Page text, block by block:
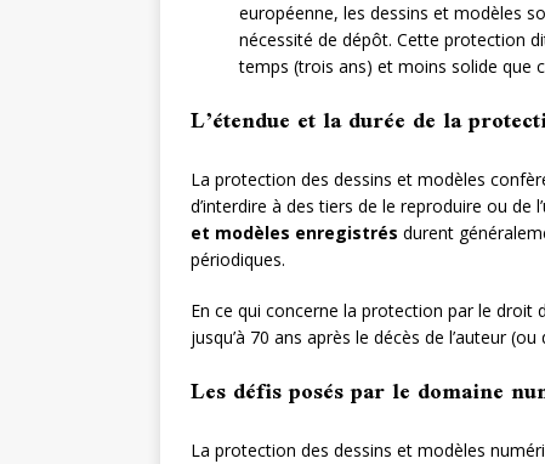
européenne, les dessins et modèles
nécessité de dépôt. Cette protection
temps (trois ans) et moins solide que
L’étendue et la durée de la
La protection des dessins et modèles
d’interdire à des tiers de le reproduire ou de
et modèles enregistrés durent
périodiques.
En ce qui concerne la protection par le droit
jusqu’à 70 ans après le décès de l’auteur
Les défis posés par le domaine
La protection des dessins et modèles